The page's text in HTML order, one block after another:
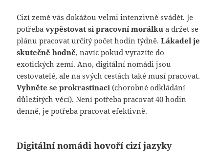
Cizí země vás dokážou velmi intenzivně svádět. Je
potřebavypěstovat si pracovní morálku a držet se
plánu pracovat určitý počet hodin týdně.Lákadel je
skutečně hodně, navíc pokud vyrazíte do
exotických zemí. Ano, digitální nomádi jsou
cestovatelé, ale na svých cestách také musí pracovat.
Vyhněte se prokrastinaci (chorobné odkládání
důležitých věcí). Není potřeba pracovat 40 hodin
denně, je potřeba pracovat efektivně.
Digitální nomádi hovoří cizí jazyky